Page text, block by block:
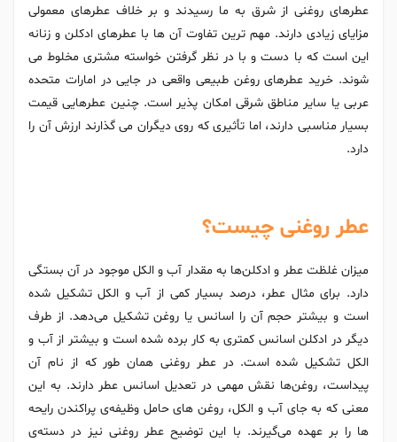
عطرهای روغنی از شرق به ما رسیدند و بر خلاف عطرهای معمولی
مزایای زیادی دارند. مهم ترین تفاوت آن ها با عطرهای ادکلن و زنانه
این است که با دست و با در نظر گرفتن خواسته مشتری مخلوط می
شوند. خرید عطرهای روغن طبیعی واقعی در جایی در امارات متحده
عربی یا سایر مناطق شرقی امکان پذیر است. چنین عطرهایی قیمت
بسیار مناسبی دارند، اما تأثیری که روی دیگران می گذارند ارزش آن را
دارد.
عطر روغنی چیست؟
میزان غلظت عطر و ادکلن‌ها به مقدار آب و الکل موجود در آن بستگی
دارد. برای مثال عطر، درصد بسیار کمی از آب و الکل تشکیل شده
است و بیشتر حجم آن را اسانس یا روغن تشکیل می‌دهد. از طرف
دیگر در ادکلن اسانس کمتری به کار برده شده است و بیشتر از آب و
الکل تشکیل شده است. در عطر روغنی همان طور که از نام آن
پیداست، روغن‌ها نقش مهمی در تعدیل اسانس عطر دارند. به این
معنی که به جای آب و الکل، روغن های حامل وظیفه‌ی پراکندن رایحه
ها را بر عهده می‌گیرند. با این توضیح عطر روغنی نیز در دسته‌ی